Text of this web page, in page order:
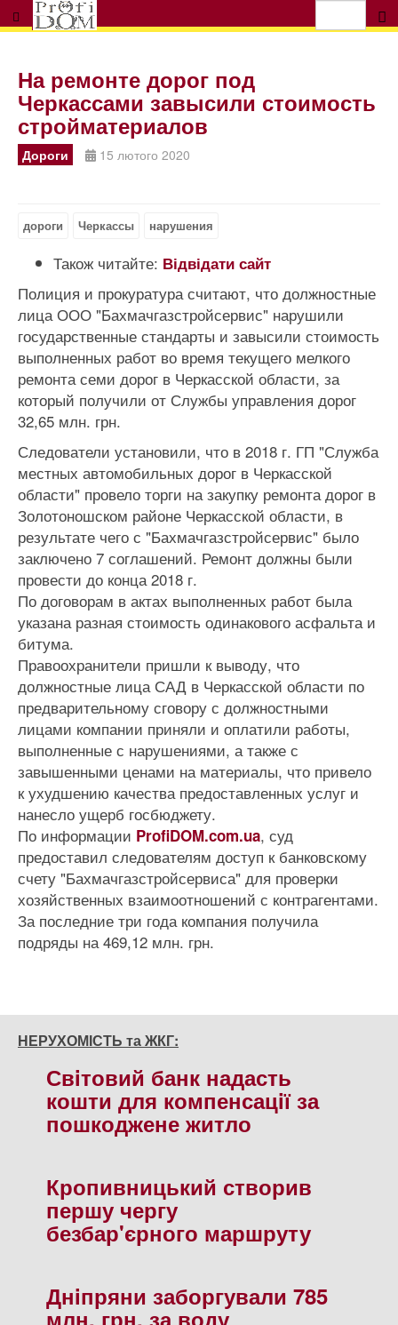
На ремонте дорог под
Черкассами завысили стоимость
стройматериалов
Дороги 15 лютого 2020
дороги Черкассы нарушения
Також читайте: Відвідати сайт
Полиция и прокуратура считают, что должностные
лица ООО "Бахмачгазстройсервис" нарушили
государственные стандарты и завысили стоимость
выполненных работ во время текущего мелкого
ремонта семи дорог в Черкасской области, за
который получили от Службы управления дорог
32,65 млн. грн.
Следователи установили, что в 2018 г. ГП "Служба
местных автомобильных дорог в Черкасской
области" провело торги на закупку ремонта дорог в
Золотоношском районе Черкасской области, в
результате чего с "Бахмачгазстройсервис" было
заключено 7 соглашений. Ремонт должны были
провести до конца 2018 г.
По договорам в актах выполненных работ была
указана разная стоимость одинакового асфальта и
битума.
Правоохранители пришли к выводу, что
должностные лица САД в Черкасской области по
предварительному сговору с должностными
лицами компании приняли и оплатили работы,
выполненные с нарушениями, а также с
завышенными ценами на материалы, что привело
к ухудшению качества предоставленных услуг и
нанесло ущерб госбюджету.
По информации ProfiDOM.com.ua, суд
предоставил следователям доступ к банковскому
счету "Бахмачгазстройсервиса" для проверки
хозяйственных взаимоотношений с контрагентами.
За последние три года компания получила
подряды на 469,12 млн. грн.
НЕРУХОМІСТЬ та ЖКГ:
Свiтовий банк надасть
кошти для компенсацiї за
пошкоджене житло
Кропивницький створив
першу чергу
безбар'єрного маршруту
Днiпряни заборгували 785
млн. грн. за воду